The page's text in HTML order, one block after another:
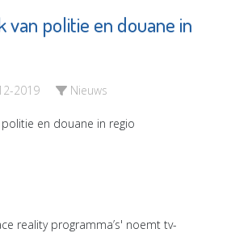
van politie en douane in
2019 Nieuws
reality programma’s' noemt tv-